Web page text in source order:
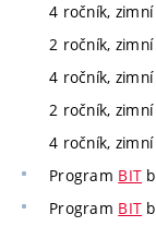
4 ročník,
2 ročník,
4 ročník,
2 ročník,
4 ročník,
Program BIT
Program BIT